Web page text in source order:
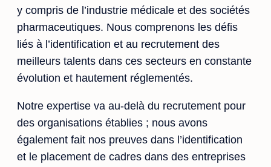
y compris de l’industrie médicale et des sociétés
pharmaceutiques. Nous comprenons les défis
liés à l’identification et au recrutement des
meilleurs talents dans ces secteurs en constante
évolution et hautement réglementés.
Notre expertise va au-delà du recrutement pour
des organisations établies ; nous avons
également fait nos preuves dans l’identification
et le placement de cadres dans des entreprises